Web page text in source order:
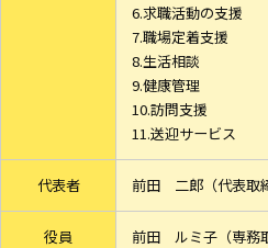
6.求職活動の支援
7.職場定着支援
8.生活相談
9.健康管理
10.訪問支援
11.送迎サービス
代表者 前田 二郎（代表取
役員 前田 ルミ子（専務